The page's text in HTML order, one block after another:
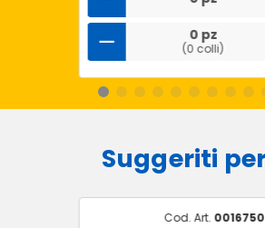
0 pz
(0 colli)
Suggeriti
Cod. Art.